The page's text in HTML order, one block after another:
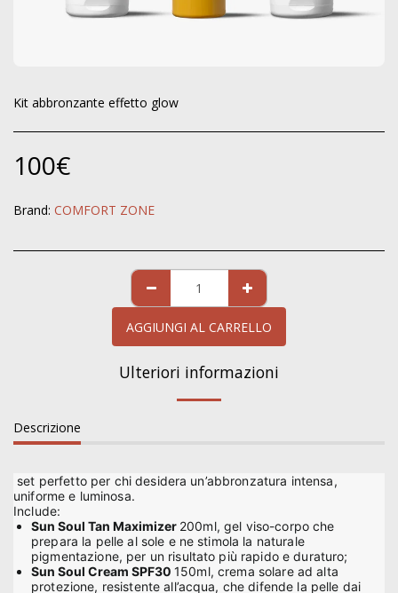
Kit abbronzante effetto glow
100€
Brand: COMFORT ZONE
AGGIUNGI AL CARRELLO
Ulteriori informazioni
Descrizione
set perfetto per chi desidera un’abbronzatura intensa,
uniforme e luminosa.
Include:
Sun Soul Tan Maximizer 200ml, gel viso-corpo che
prepara la pelle al sole e ne stimola la naturale
pigmentazione, per un risultato più rapido e duraturo;
Sun Soul Cream SPF30 150ml, crema solare ad alta
protezione, resistente all’acqua, che difende la pelle dai